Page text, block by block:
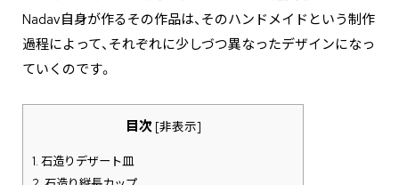
Nadav自身が作るその作品は、そのハンドメイドという制作
過程によって、それぞれに少しづつ異なったデザインになっ
ていくのです。
目次 [非表示]
1. 石造りデザート皿